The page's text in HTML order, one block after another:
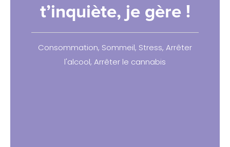
t’inquiète, je gère !
Consommation, Sommeil, Stress, Arrêter
l'alcool, Arrêter le cannabis